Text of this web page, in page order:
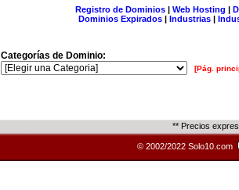
Registro de Dominios| Web Hosting |
Dominios Expirados | Industrias |
Categorías de Dominio:
[Pág.
** Precios
© 2002/2022 Solo10.com